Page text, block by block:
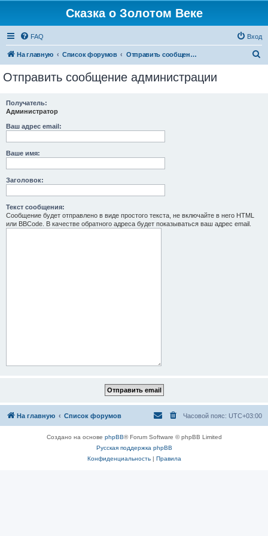
Сказка о Золотом Веке
FAQ Вход
На главную Список форумов Отправить сообщение администрации
Отправить сообщение администрации
Получатель:
Администратор
Ваш адрес email:
Ваше имя:
Заголовок:
Текст сообщения:
Сообщение будет отправлено в виде простого текста, не включайте в него HTML
или BBCode. В качестве обратного адреса будет показываться ваш адрес email.
На главную Список форумов Часовой пояс: UTC+03:00
Создано на основе phpBB® Forum Software © phpBB Limited
Русская поддержка phpBB
Конфиденциальность| Правила